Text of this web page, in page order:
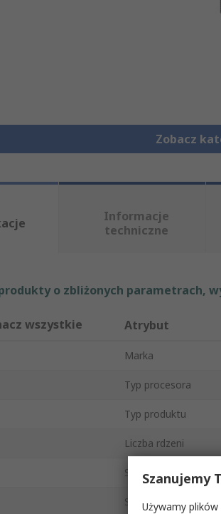
Zobacz
Informacje
techniczne
o zbliżonych parametrach,
wszystkie Atrybut
Marka
Typ procesora
Typ produktu
Liczba rdzeni
Seria
Szybkość zegara
Szanujemy
Używamy